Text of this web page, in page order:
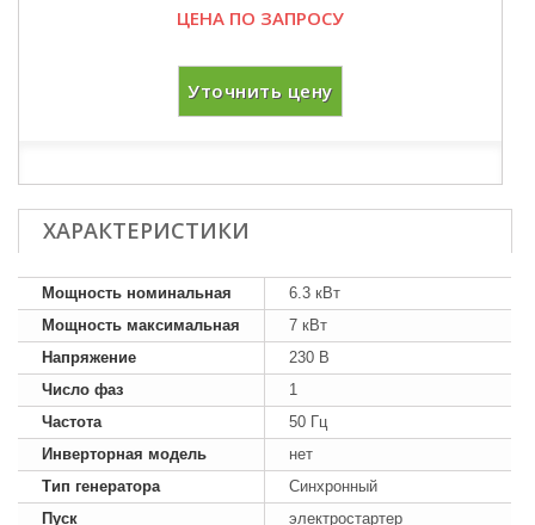
ЦЕНА ПО ЗАПРОСУ
Уточнить цену
ХАРАКТЕРИСТИКИ
Мощность номинальная
6.3 кВт
Мощность максимальная
7 кВт
Напряжение
230 В
Число фаз
1
Частота
50 Гц
Инверторная модель
нет
Тип генератора
Синхронный
Пуск
электростартер